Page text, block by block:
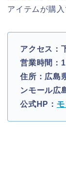
アイテムが購入
アクセス：
営業時間：
住所：広島
ンモール広
公式HP：